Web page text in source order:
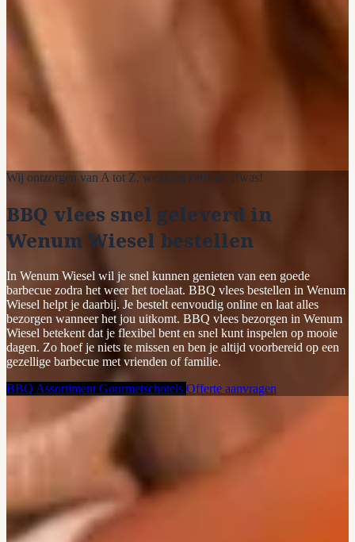
Wij ontzorgen van A tot Z, we doen zelfs de afwas!
BBQ vlees snel geleverd in
Wenum Wiesel bestellen
In Wenum Wiesel wil je snel kunnen genieten van een goede
barbecue zodra het weer het toelaat. BBQ vlees bestellen in Wenum
Wiesel helpt je daarbij. Je bestelt eenvoudig online en laat alles
bezorgen wanneer het jou uitkomt. BBQ vlees bezorgen in Wenum
Wiesel betekent dat je flexibel bent en snel kunt inspelen op mooie
dagen. Zo hoef je niets te missen en ben je altijd voorbereid op een
gezellige barbecue met vrienden of familie.
BBQ Assortiment Gourmetschotels Offerte aanvragen